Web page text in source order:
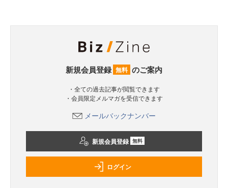
新規会員登録 無料 のご案内
・全ての過去記事が閲覧できます
・会員限定メルマガを受信できます
メールバックナンバー
新規会員登録 無料
ログイン